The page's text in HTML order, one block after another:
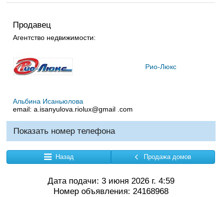
Продавец
Агентство недвижимости:
Рио-Люкс
Альбина Исаньюлова
email: a.isanyulova.riolux@gmail .com
Показать номер телефона
Назад Продажа домов
Дата подачи: 3 июня 2026 г. 4:59
Номер объявления: 24168968